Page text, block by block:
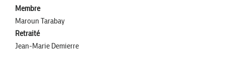
Membre
Maroun Tarabay
Retraité
Jean-Marie Demierre